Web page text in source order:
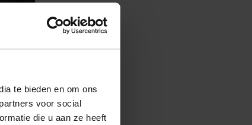
te bieden en om ons
voor social
die u aan ze heeft